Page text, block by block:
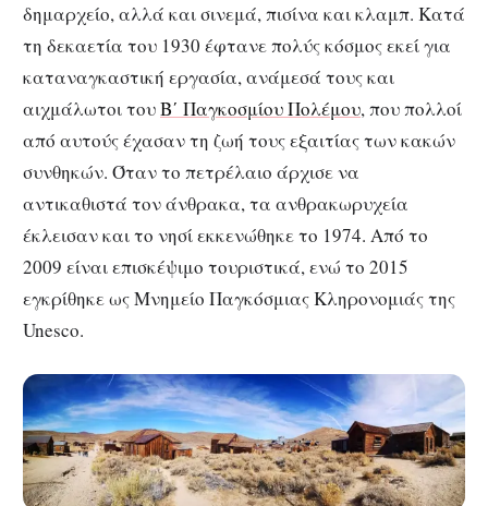
δημαρχείο, αλλά και σινεμά, πισίνα και κλαμπ. Κατά
τη δεκαετία του 1930 έφτανε πολύς κόσμος εκεί για
καταναγκαστική εργασία, ανάμεσά τους και
αιχμάλωτοι τουΒ΄ Παγκοσμίου Πολέμου, που πολλοί
από αυτούς έχασαν τη ζωή τους εξαιτίας των κακών
συνθηκών. Όταν το πετρέλαιο άρχισε να
αντικαθιστά τον άνθρακα, τα ανθρακωρυχεία
έκλεισαν και το νησί εκκενώθηκε το 1974. Από το
2009 είναι επισκέψιμο τουριστικά, ενώ το 2015
εγκρίθηκε ως Μνημείο Παγκόσμιας Κληρονομιάς της
Unesco.